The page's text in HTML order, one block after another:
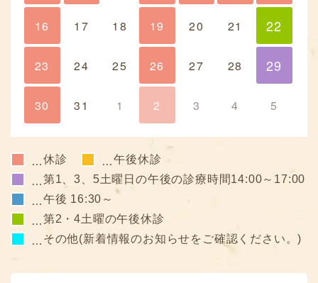
16 17 18 19 20 21 22
22
23 24 25 26 27 28 29
29
30 31 1 2 3 4 5
…休診 …午後休診
…第1、3、5土曜日の午後の診療時間14:00～17:00
…午後 16:30～
…第2・4土曜の午後休診
… その他(新着情報のお知らせをご確認ください。)